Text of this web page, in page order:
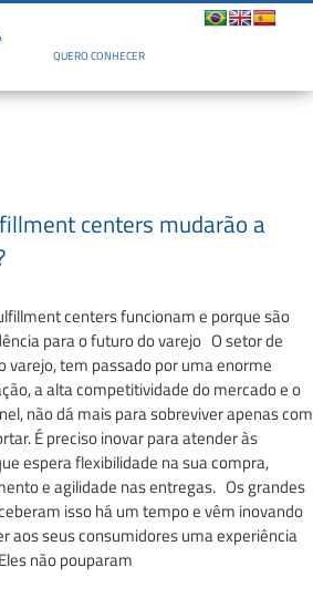
QUERO CONHECER
centers mudarão a
centers funcionam e porque são
para o futuro do varejo O setor de
varejo, tem passado por uma enorme
a alta competitividade do mercado e o
não dá mais para sobreviver apenas com
É preciso inovar para atender às
espera flexibilidade na sua compra,
e agilidade nas entregas. Os grandes
isso há um tempo e vêm inovando
aos seus consumidores uma experiência
não pouparam